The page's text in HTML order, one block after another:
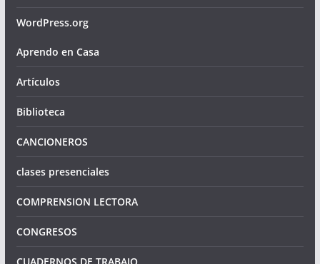
WordPress.org
Aprendo en Casa
Artículos
Biblioteca
CANCIONEROS
clases presenciales
COMPRENSION LECTORA
CONGRESOS
CUADERNOS DE TRABAJO